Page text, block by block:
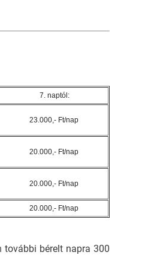
7. naptól:
23.000,- Ft/nap
20.000,- Ft/nap
20.000,- Ft/nap
20.000,- Ft/nap
bérelt napra 300